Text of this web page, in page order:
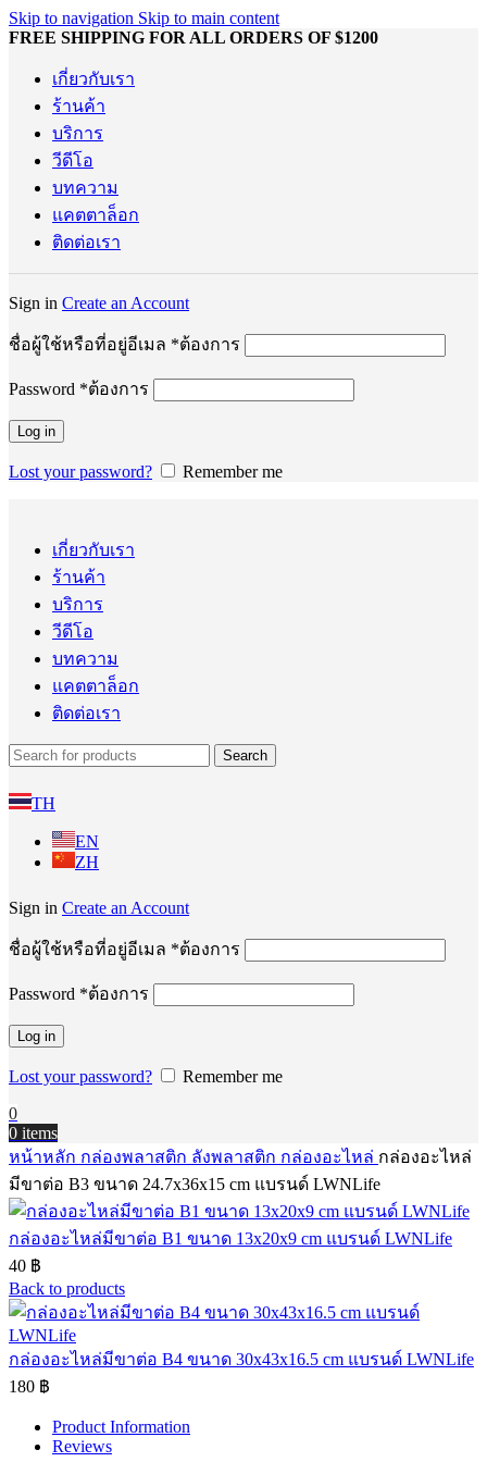
Skip to navigation Skip to main content
FREE SHIPPING FOR ALL ORDERS OF $1200
เกี่ยวกับเรา
ร้านค้า
บริการ
วีดีโอ
บทความ
แคตตาล็อก
ติดต่อเรา
Sign in Create an Account
ชื่อผู้ใช้หรือที่อยู่อีเมล *ต้องการ
Password *ต้องการ
Log in
Lost your password? Remember me
เกี่ยวกับเรา
ร้านค้า
บริการ
วีดีโอ
บทความ
แคตตาล็อก
ติดต่อเรา
Search
TH
EN
ZH
Sign in Create an Account
ชื่อผู้ใช้หรือที่อยู่อีเมล *ต้องการ
Password *ต้องการ
Log in
Lost your password?
Remember me
0
0 items
หน้าหลัก กล่องพลาสติก ลังพลาสติก กล่องอะไหล่ กล่องอะไหล่
มีขาต่อ B3 ขนาด 24.7x36x15 cm แบรนด์ LWNLife
กล่องอะไหล่มีขาต่อ B1 ขนาด 13x20x9 cm แบรนด์ LWNLife
40 ฿
Back to products
กล่องอะไหล่มีขาต่อ B4 ขนาด 30x43x16.5 cm แบรนด์ LWNLife
180 ฿
Product Information
Reviews